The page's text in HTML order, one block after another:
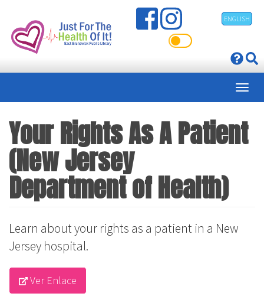
contenido
ENGLISH
Your Rights As A Patient
(New Jersey
Department of Health)
Learn about your rights as a patient in a New
Jersey hospital.
Ver Enlace